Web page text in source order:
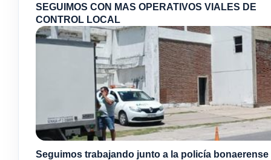
SEGUIMOS CON MAS OPERATIVOS VIALES DE
CONTROL LOCAL
Seguimos trabajando junto a la policía